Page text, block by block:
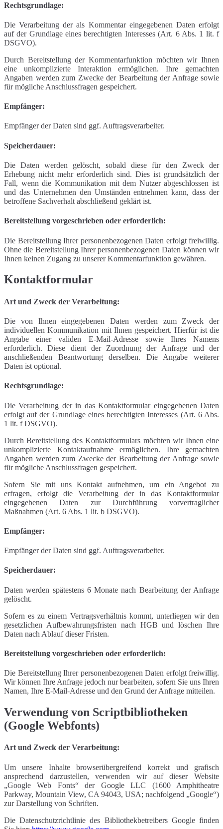
Rechtsgrundlage:
Die Verarbeitung der als Kommentar eingegebenen Daten erfolgt
auf der Grundlage eines berechtigten Interesses (Art. 6 Abs. 1 lit. f
DSGVO).
Durch Bereitstellung der Kommentarfunktion möchten wir Ihnen
eine unkomplizierte Interaktion ermöglichen. Ihre gemachten
Angaben werden zum Zwecke der Bearbeitung der Anfrage sowie
für mögliche Anschlussfragen gespeichert.
Empfänger:
Empfänger der Daten sind ggf. Auftragsverarbeiter.
Speicherdauer:
Die Daten werden gelöscht, sobald diese für den Zweck der
Erhebung nicht mehr erforderlich sind. Dies ist grundsätzlich der
Fall, wenn die Kommunikation mit dem Nutzer abgeschlossen ist
und das Unternehmen den Umständen entnehmen kann, dass der
betroffene Sachverhalt abschließend geklärt ist.
Bereitstellung vorgeschrieben oder erforderlich:
Die Bereitstellung Ihrer personenbezogenen Daten erfolgt freiwillig.
Ohne die Bereitstellung Ihrer personenbezogenen Daten können wir
Ihnen keinen Zugang zu unserer Kommentarfunktion gewähren.
Kontaktformular
Art und Zweck der Verarbeitung:
Die von Ihnen eingegebenen Daten werden zum Zweck der
individuellen Kommunikation mit Ihnen gespeichert. Hierfür ist die
Angabe einer validen E-Mail-Adresse sowie Ihres Namens
erforderlich. Diese dient der Zuordnung der Anfrage und der
anschließenden Beantwortung derselben. Die Angabe weiterer
Daten ist optional.
Rechtsgrundlage:
Die Verarbeitung der in das Kontaktformular eingegebenen Daten
erfolgt auf der Grundlage eines berechtigten Interesses (Art. 6 Abs.
1 lit. f DSGVO).
Durch Bereitstellung des Kontaktformulars möchten wir Ihnen eine
unkomplizierte Kontaktaufnahme ermöglichen. Ihre gemachten
Angaben werden zum Zwecke der Bearbeitung der Anfrage sowie
für mögliche Anschlussfragen gespeichert.
Sofern Sie mit uns Kontakt aufnehmen, um ein Angebot zu
erfragen, erfolgt die Verarbeitung der in das Kontaktformular
eingegebenen Daten zur Durchführung vorvertraglicher
Maßnahmen (Art. 6 Abs. 1 lit. b DSGVO).
Empfänger:
Empfänger der Daten sind ggf. Auftragsverarbeiter.
Speicherdauer:
Daten werden spätestens 6 Monate nach Bearbeitung der Anfrage
gelöscht.
Sofern es zu einem Vertragsverhältnis kommt, unterliegen wir den
gesetzlichen Aufbewahrungsfristen nach HGB und löschen Ihre
Daten nach Ablauf dieser Fristen.
Bereitstellung vorgeschrieben oder erforderlich:
Die Bereitstellung Ihrer personenbezogenen Daten erfolgt freiwillig.
Wir können Ihre Anfrage jedoch nur bearbeiten, sofern Sie uns Ihren
Namen, Ihre E-Mail-Adresse und den Grund der Anfrage mitteilen.
Verwendung von Scriptbibliotheken
(Google Webfonts)
Art und Zweck der Verarbeitung:
Um unsere Inhalte browserübergreifend korrekt und grafisch
ansprechend darzustellen, verwenden wir auf dieser Website
„Google Web Fonts“ der Google LLC (1600 Amphitheatre
Parkway, Mountain View, CA 94043, USA; nachfolgend „Google“)
zur Darstellung von Schriften.
Die Datenschutzrichtlinie des Bibliothekbetreibers Google finden